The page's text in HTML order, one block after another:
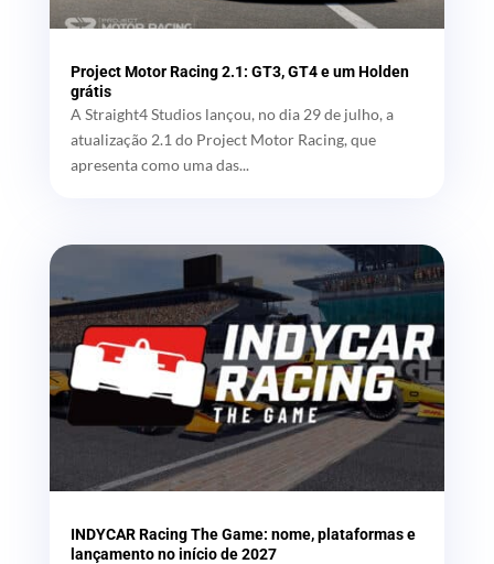
Project Motor Racing 2.1: GT3, GT4 e um Holden
grátis
A Straight4 Studios lançou, no dia 29 de julho, a
atualização 2.1 do Project Motor Racing, que
apresenta como uma das...
INDYCAR Racing The Game: nome, plataformas e
lançamento no início de 2027